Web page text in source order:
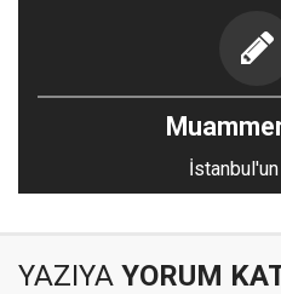
YAZIYA YORUM